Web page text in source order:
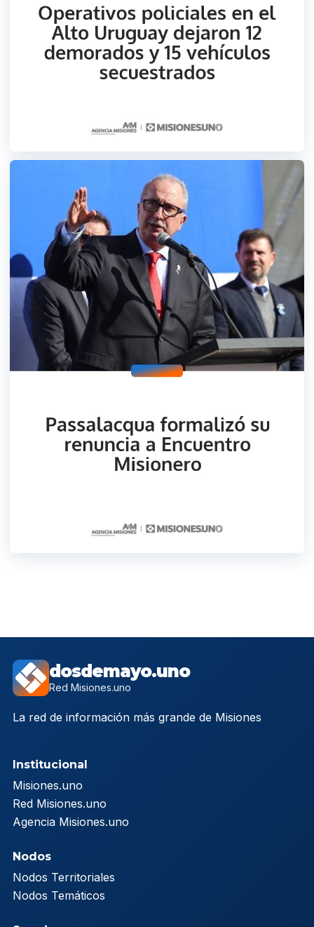
dosdemayo.uno
Red Misiones.uno
La red de información más grande de Misiones
Institucional
Misiones.uno
Red Misiones.uno
Agencia Misiones.uno
Nodos
Nodos Territoriales
Nodos Temáticos